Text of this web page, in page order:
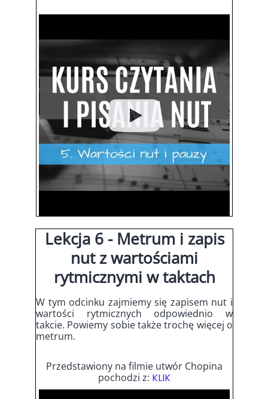
Lekcja 6 - Metrum i zapis
nut z wartościami
rytmicznymi w taktach
W tym odcinku zajmiemy się zapisem nut i
wartości rytmicznych odpowiednio w
takcie. Powiemy sobie także trochę więcej o
metrum.
Przedstawiony na filmie utwór Chopina
pochodzi z: KLIK